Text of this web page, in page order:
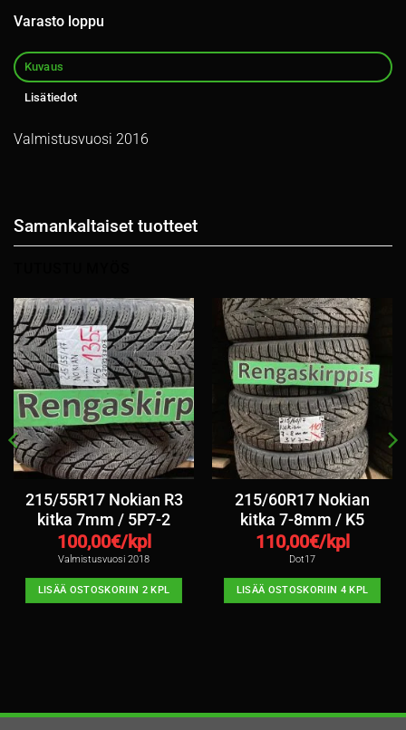
Varasto loppu
Kuvaus
Lisätiedot
Valmistusvuosi 2016
Samankaltaiset tuotteet
215/55R17 Nokian R3
kitka 7mm / 5P7-2
100,00€/kpl
Valmistusvuosi 2018
LISÄÄ OSTOSKORIIN 2 KPL
215/60R17 Nokian
kitka 7-8mm / K5
110,00€/kpl
Dot17
LISÄÄ OSTOSKORIIN 4 KPL